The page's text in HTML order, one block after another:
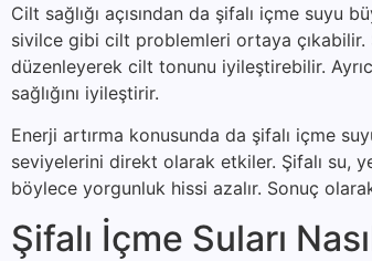
Cilt sağlığı açısından da şifalı içme
sivilce gibi cilt problemleri ortaya çıkabilir.
düzenleyerek cilt tonunu iyileştirebilir.
sağlığını iyileştirir.
Enerji artırma konusunda da şifalı içme
seviyelerini direkt olarak etkiler. Şifalı su,
böylece yorgunluk hissi azalır. Sonuç
Şifalı İçme Suları